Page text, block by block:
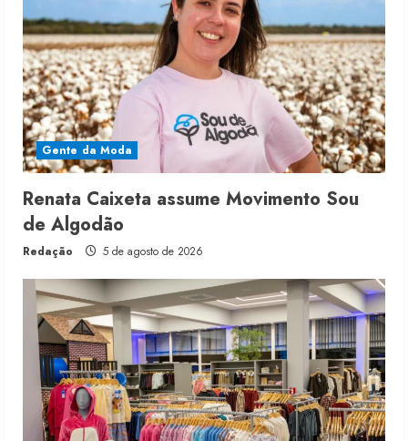
Gente da Moda
Renata Caixeta assume Movimento Sou
de Algodão
Redação 5 de agosto de 2026